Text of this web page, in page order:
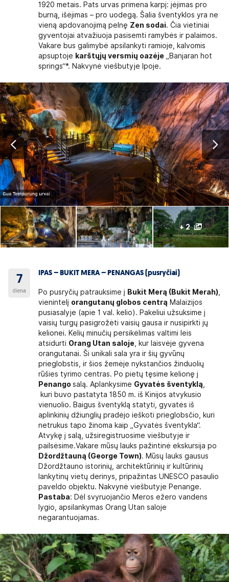
1920 metais. Pats urvas primena karpį: įėjimas pro
burną, išėjimas – pro uodegą. Šalia šventyklos yra ne
vieną apdovanojimą pelnę Zen sodai. Čia vietiniai
gyventojai atvažiuoja pasisemti ramybės ir palaimos.
Vakare bus galimybė apsilankyti ramioje, kalvomis
apsuptoje karštųjų versmių oazėje „Banjaran hot
springs“*. Nakvynė viešbutyje Ipoje.
+ 2
7
diena
IPAS – BUKIT MERA – PENANGAS (pusryčiai)
Po pusryčių patrauksime į Bukit Merą (Bukit Merah)
vienintelį orangutanų globos centrą Malaizijos
pusiasalyje (apie 1 val. kelio). Pakeliui užsuksime į
vaisių turgų pasigrožėti vaisių gausa ir nusipirkti jų
kelionei. Kelių minučių persikėlimas valtimi leis
atsidurti Orang Utan saloje , kur laisvėje gyvena
orangutanai. Ši unikali sala yra ir šių gyvūnų
prieglobstis, ir šios žemėje nykstančios žinduolių
rūšies tyrimo centras. Po pietų tęsime kelionę į
Penangosalą. Aplankysime Gyvatės šventyklą
kuri buvo pastatyta 1850 m. iš Kinijos atvykusio
vienuolio. Baigus šventyklą statyti, gyvatės iš
aplinkinių džiunglių pradėjo ieškoti prieglobsčio, kuri
netrukus tapo žinoma kaip „Gyvatės šventykla“.
Atvykę į salą, užsiregistruosime viešbutyje ir
pailsėsime.Vakare mūsų lauks pažintinė ekskursija po
Džordžtauną (George Town). Mūsų lauks gausus
Džordžtauno istorinių, architektūrinių ir kultūrinių
lankytinų vietų derinys, pripažintas UNESCO pasaulio
paveldo objektu. Nakvynė viešbutyje Penange.
Pastaba: Dėl svyruojančio Meros ežero vandens
lygio, apsilankymas Orang Utan saloje
negarantuojamas.